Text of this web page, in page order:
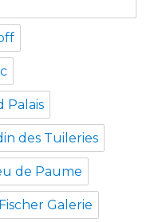
Palais
des Tuileries
de Paume
Galerie